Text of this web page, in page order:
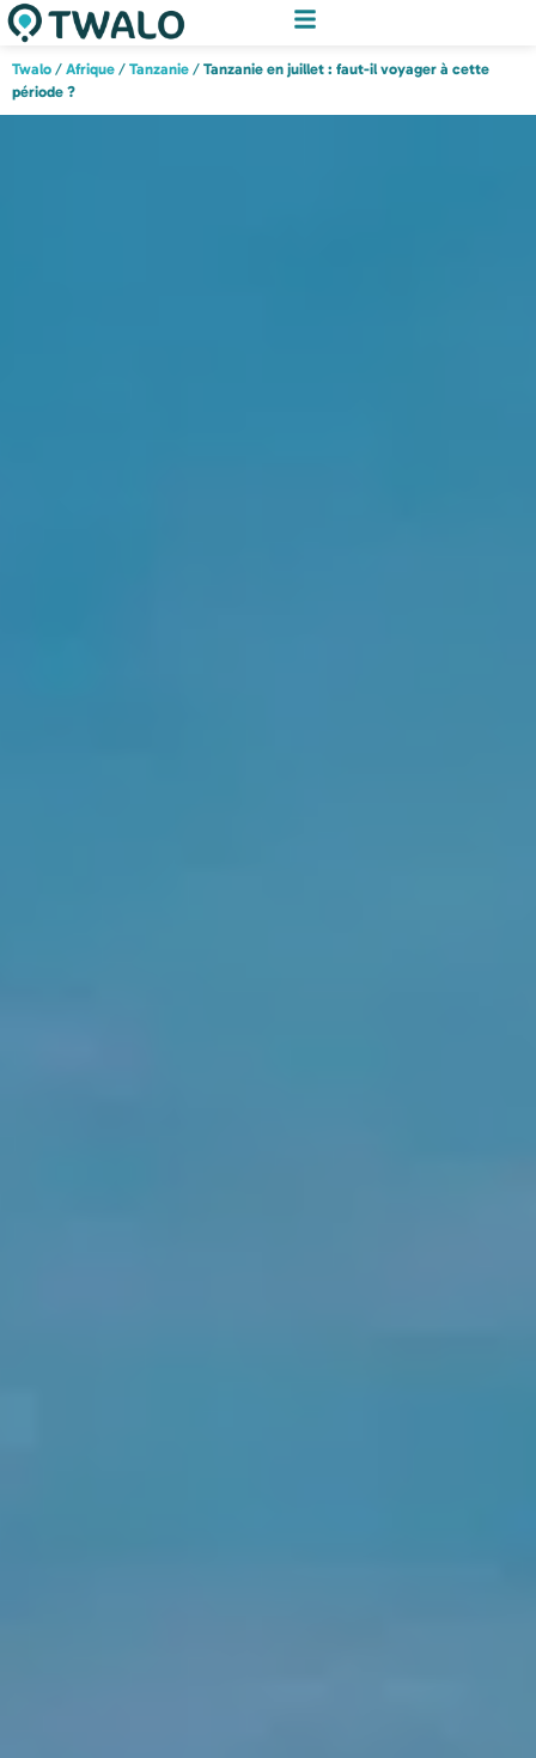
Twalo / Afrique / Tanzanie / Tanzanie en juillet : faut-il voyager à cette
période ?